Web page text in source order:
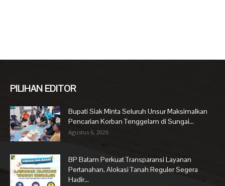
PILIHAN EDITOR
Bupati Siak Minta Seluruh Unsur Maksimalkan
Pencarian Korban Tenggelam di Sungai...
Agustus 6, 2026
BP Batam Perkuat Transparansi Layanan
Pertanahan, Alokasi Tanah Reguler Segera
Hadir...